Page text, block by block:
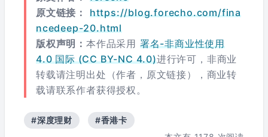
原文链接：
https://blog.forecho.com/fina
ncedeep-20.html
版权声明： 本作品采用 署名-非商业性使用
4.0 国际 (CC BY-NC 4.0)进行许可，非商业
转载请注明出处（作者，原文链接），商业转
载请联系作者获得授权。
#深度理财
#香港卡